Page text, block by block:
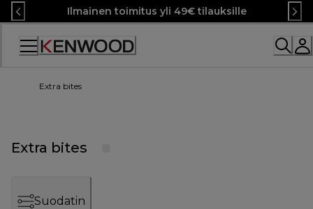
Skip
to
Content
Ilmainen toimitus yli 49€ tilauksille
Extra bites
Extra bites
Suodatin